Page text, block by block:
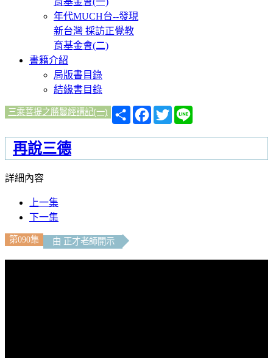
年代MUCH台--發現
新台灣 採訪正覺教
育基金會(二)
書籍介紹
局版書目錄
結緣書目錄
三乘菩提之勝鬘經講記(一)
分
享
Facebook
Twitter
再說三德
詳細內容
上一集
下一集
第090集 由 正才老師開示